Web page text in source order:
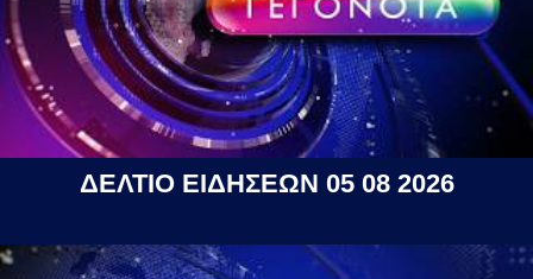
ΔΕΛΤΙΟ ΕΙΔΗΣΕΩΝ 05 08 2026